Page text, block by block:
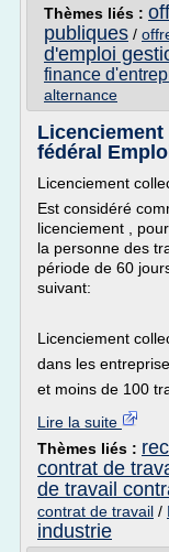
Thèmes liés :
publiques /
d'emploi
finance
alternance
fédéral
Licenciement
Est considéré
licenciement ,
la personne des
période de 60
suivant:
Licenciement
dans les
et moins de 100
Lire la suite
Thèmes liés :
contrat de
de travail
contrat de travail /
industrie